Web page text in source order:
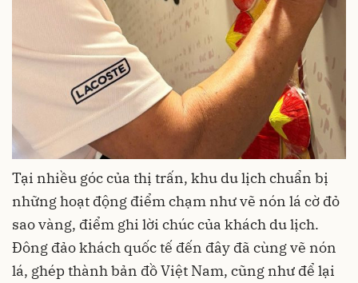
Tại nhiều góc của thị trấn, khu du lịch chuẩn bị
những hoạt động điểm chạm như vẽ nón lá cờ đỏ
sao vàng, điểm ghi lời chúc của khách du lịch.
Đông đảo khách quốc tế đến đây đã cùng vẽ nón
lá, ghép thành bản đồ Việt Nam, cũng như để lại